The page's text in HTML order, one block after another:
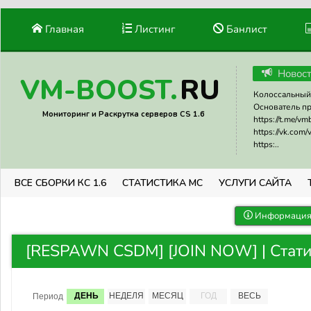
Главная Листинг Банлист
VM-BOOST.RU
Мониторинг и Раскрутка серверов CS 1.6
Основатель
https://t.me/
https://vk.com/
https:..
ВСЕ СБОРКИ КС 1.6 СТАТИСТИКА МС УСЛУГИ САЙТА
[RESPAWN CSDM] [JOIN NOW] |
Период ДЕНЬ НЕДЕЛЯ МЕСЯЦ ГОД ВЕСЬ